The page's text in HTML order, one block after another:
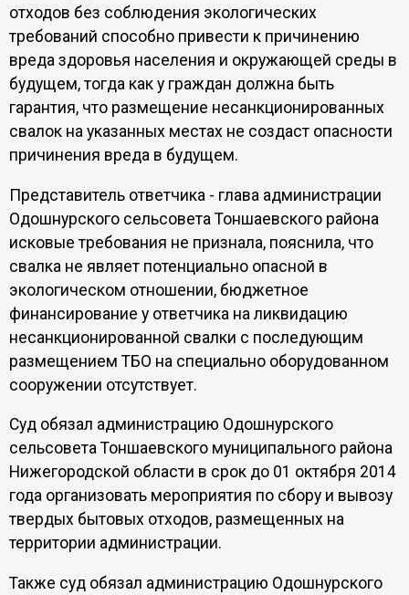
отходов без соблюдения экологических
требований способно привести к причинению
вреда здоровья населения и окружающей среды в
будущем, тогда как у граждан должна быть
гарантия, что размещение несанкционированных
свалок на указанных местах не создаст опасности
причинения вреда в будущем.
Представитель ответчика - глава администрации
Одошнурского сельсовета Тоншаевского района
исковые требования не признала, пояснила, что
свалка не являет потенциально опасной в
экологическом отношении, бюджетное
финансирование у ответчика на ликвидацию
несанкционированной свалки с последующим
размещением ТБО на специально оборудованном
сооружении отсутствует.
Суд обязал администрацию Одошнурского
сельсовета Тоншаевского муниципального района
Нижегородской области в срок до 01 октября 2014
года организовать мероприятия по сбору и вывозу
твердых бытовых отходов, размещенных на
территории администрации.
Также суд обязал администрацию Одошнурского